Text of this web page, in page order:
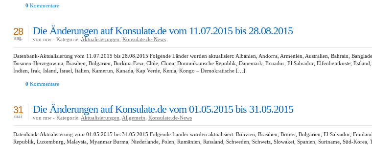
0 Kommentare
Die Änderungen auf Konsulate.de vom 11.07.2015 bis 28.08.2015
28
aug. von mw - Kategorie: Aktualisierungen Konsulate.de-News
Datenbank-Aktualisierung vom 11.07.2015 bis 28.08.2015 Folgende Länder wurden aktualisiert: Albanien, Andorra, Armenien, Australien, Bahrain,
Bosnien-Herzegowina, Brasilien, Bulgarien, Burkina Faso, Chile, China, Dominikanische Republik, Dänemark, Ecuador, El Salvador, Elfenbeinküste,
Indien, Irak, Island, Israel, Italien, Kamerun, Kanada, Kap Verde, Kenia, Kongo – Demokratische […]
0 Kommentare
Die Änderungen auf Konsulate.de vom 01.05.2015 bis 31.05.2015
31
mai von mw - Kategorie: Aktualisierungen Allgemein Konsulate.de-News
Datenbank-Aktualisierung vom 01.05.2015 bis 31.05.2015 Folgende Länder wurden aktualisiert: Bolivien, Brasilien, Brunei, Bulgarien, El Salvador,
Republik, Luxemburg, Malaysia, Myanmar Burma, Niederlande, Polen, Rumänien, Russland, Schweden, Schweiz, Slowakei, Spanien, Suriname, Süd-